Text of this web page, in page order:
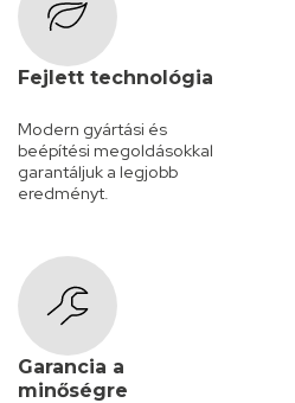
Fejlett technológia
Modern gyártási és
beépítési megoldásokkal
garantáljuk a legjobb
eredményt.
Garancia a
minőségre